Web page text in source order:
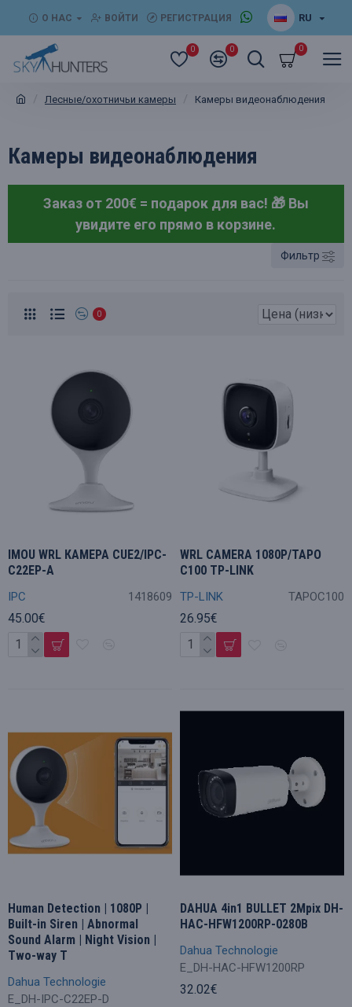
О НАС ВОЙТИ РЕГИСТРАЦИЯ RU
0 0 0
Лесные/охотничьи камеры Камеры видеонаблюдения
Камеры видеонаблюдения
Заказ от 200€ = подарок для вас! 🎁 Вы
увидите его прямо в корзине.
Фильтр
0
IPC 1418609
IMOU WRL КАМЕРА CUE2/IPC-
C22EP-A
45.00€
TP-LINK TAPOC100
WRL CAMERA 1080P/TAPO
C100 TP-LINK
26.95€
Dahua Technologie
E_DH-IPC-C22EP-D
Human Detection | 1080P |
Built-in Siren | Abnormal
Sound Alarm | Night Vision |
Two-way T
Dahua Technologie
E_DH-HAC-HFW1200RP
DAHUA 4in1 BULLET 2Mpix DH-
HAC-HFW1200RP-0280B
32.02€